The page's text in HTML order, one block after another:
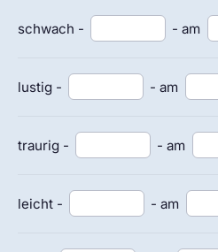
schwach - - am
lustig - - am
traurig - - am
leicht - - am